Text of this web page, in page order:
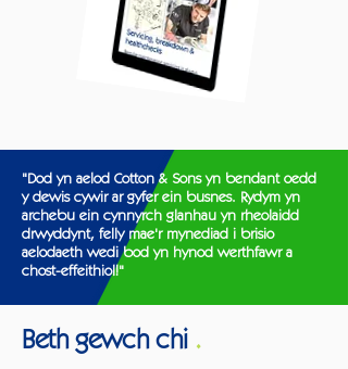
"Dod yn aelod Cotton & Sons yn bendant oedd
y dewis cywir ar gyfer ein busnes. Rydym yn
archebu ein cynnyrch glanhau yn rheolaidd
drwyddynt, felly mae'r mynediad i brisio
aelodaeth wedi bod yn hynod werthfawr a
chost-effeithiol!"
Beth gewch chi .